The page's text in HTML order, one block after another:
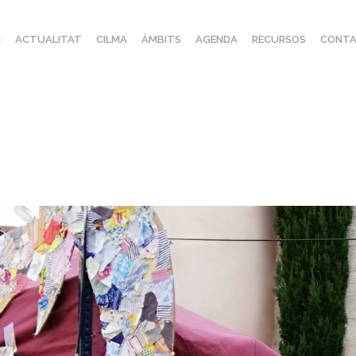
ACTUALITAT CILMA ÀMBITS AGENDA RECURSOS